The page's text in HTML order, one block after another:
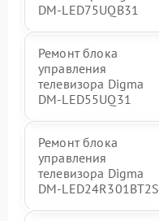
DM-LED75UQB31
Ремонт блока
управления
телевизора Digma
DM-LED55UQ31
Ремонт блока
управления
телевизора Digma
DM-LED24R301BT2S